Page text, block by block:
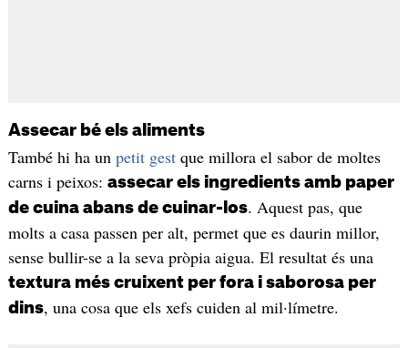
Assecar bé els aliments
També hi ha un petit gestque millora el sabor de moltes
carns i peixos: assecar els ingredients amb paper
de cuina abans de cuinar-los. Aquest pas, que
molts a casa passen per alt, permet que es daurin millor,
sense bullir-se a la seva pròpia aigua. El resultat és una
textura més cruixent per fora i saborosa per
dins, una cosa que els xefs cuiden al mil·límetre.